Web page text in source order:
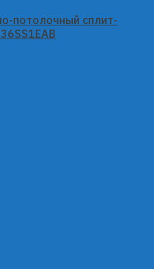
потолочный сплит-